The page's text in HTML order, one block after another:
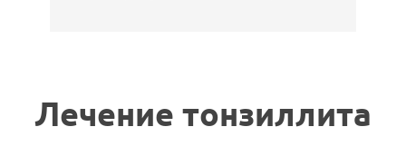
Лечение тонзиллита